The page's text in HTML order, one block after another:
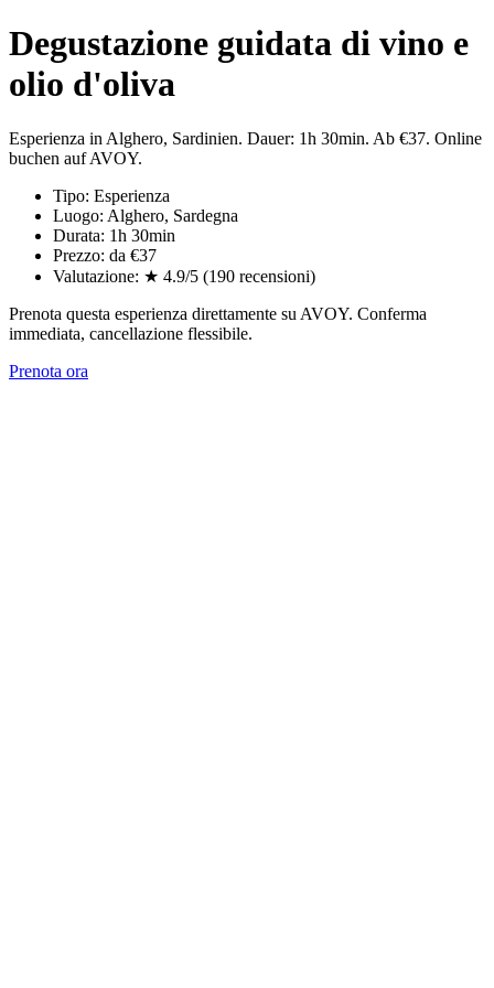
Degustazione guidata di vino e
olio d'oliva
Esperienza in Alghero, Sardinien. Dauer: 1h 30min. Ab €37. Online
buchen auf AVOY.
Tipo: Esperienza
Luogo: Alghero, Sardegna
Durata: 1h 30min
Prezzo: da €37
Valutazione: ★ 4.9/5 (190 recensioni)
Prenota questa esperienza direttamente su AVOY. Conferma
immediata, cancellazione flessibile.
Prenota ora